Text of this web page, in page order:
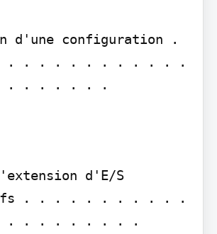
d'une configuration .
. . . . . . . . . . . .
. . . . . . .
d'E/S
. . . . . . . . . . .
. . . . . . . . .